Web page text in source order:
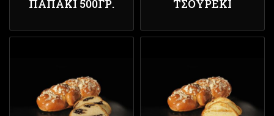
ΠΑΠΑΚΙ 500ΓΡ. ΤΣΟΥΡΈΚΙ